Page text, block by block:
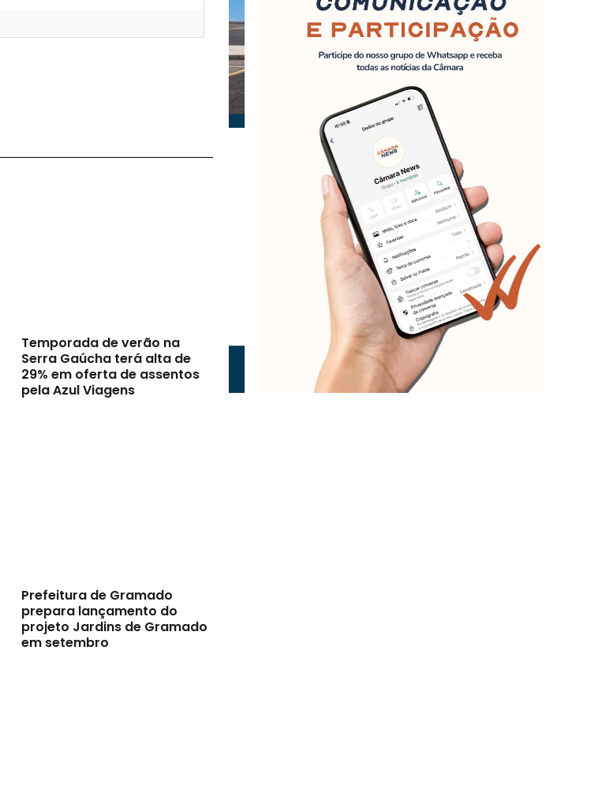
Temporada de verão na
Serra Gaúcha terá alta de
29% em oferta de assentos
pela Azul Viagens
Prefeitura de Gramado
prepara lançamento do
projeto Jardins de Gramado
em setembro